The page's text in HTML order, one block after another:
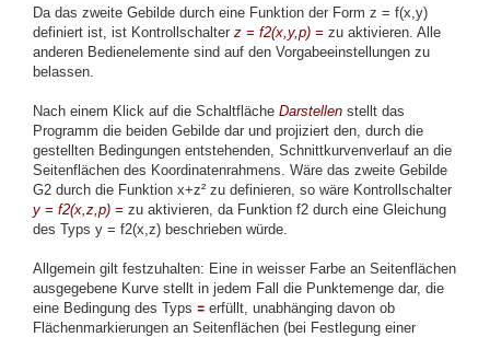
Da das zweite Gebilde durch eine Funktion der Form z = f(x,y)
definiert ist, ist Kontrollschalter z = f2(x,y,p) = zu aktivieren. Alle
anderen Bedienelemente sind auf den Vorgabeeinstellungen zu
belassen.
Nach einem Klick auf die Schaltfläche Darstellen stellt das
Programm die beiden Gebilde dar und projiziert den, durch die
gestellten Bedingungen entstehenden, Schnittkurvenverlauf an die
Seitenflächen des Koordinatenrahmens. Wäre das zweite Gebilde
G2 durch die Funktion x+z² zu definieren, so wäre Kontrollschalter
y = f2(x,z,p) = zu aktivieren, da Funktion f2 durch eine Gleichung
des Typs y = f2(x,z) beschrieben würde.
Allgemein gilt festzuhalten: Eine in weisser Farbe an Seitenflächen
ausgegebene Kurve stellt in jedem Fall die Punktemenge dar, die
eine Bedingung des Typs = erfüllt, unabhänging davon ob
Flächenmarkierungen an Seitenflächen (bei Festlegung einer